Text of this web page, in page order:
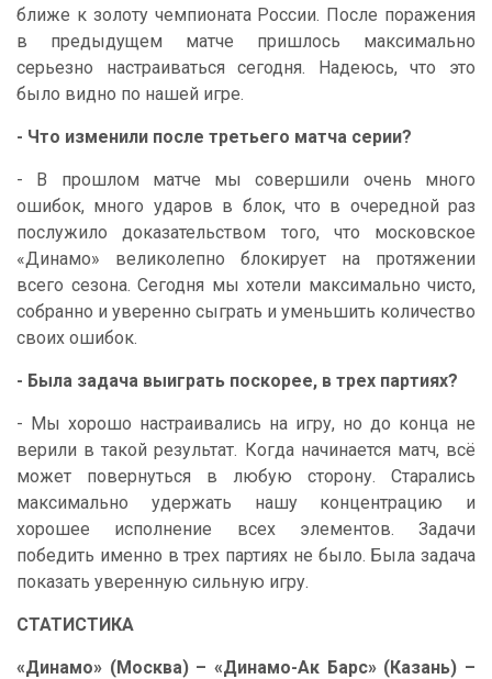
ближе к золоту чемпионата России. После поражения
в предыдущем матче пришлось максимально
серьезно настраиваться сегодня. Надеюсь, что это
было видно по нашей игре.
- Что изменили после третьего матча серии?
- В прошлом матче мы совершили очень много
ошибок, много ударов в блок, что в очередной раз
послужило доказательством того, что московское
«Динамо» великолепно блокирует на протяжении
всего сезона. Сегодня мы хотели максимально чисто,
собранно и уверенно сыграть и уменьшить количество
своих ошибок.
- Была задача выиграть поскорее, в трех партиях?
- Мы хорошо настраивались на игру, но до конца не
верили в такой результат. Когда начинается матч, всё
может повернуться в любую сторону. Старались
максимально удержать нашу концентрацию и
хорошее исполнение всех элементов. Задачи
победить именно в трех партиях не было. Была задача
показать уверенную сильную игру.
СТАТИСТИКА
«Динамо» (Москва) – «Динамо-Ак Барс» (Казань) –